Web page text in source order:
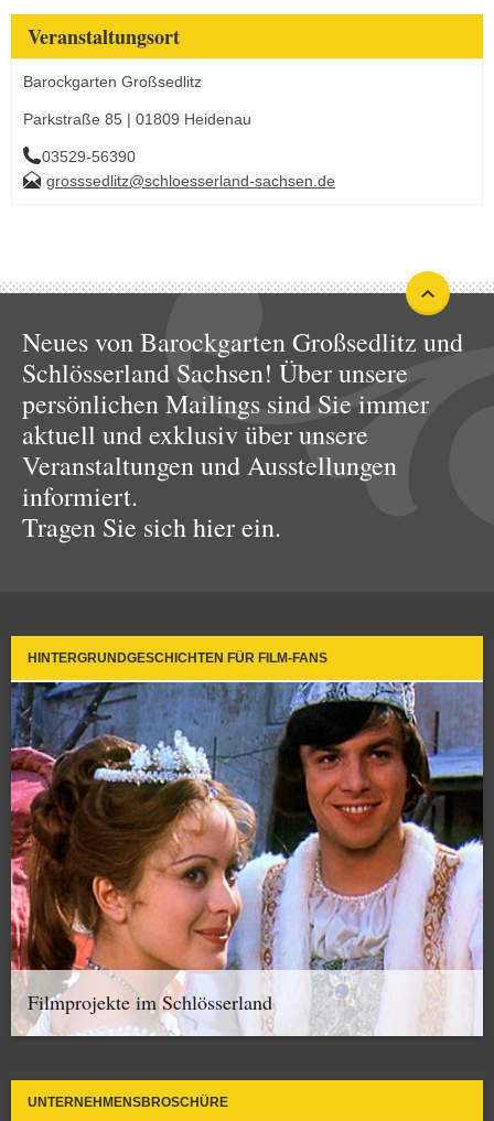
Veranstaltungsort
Barockgarten Großsedlitz
Parkstraße 85 | 01809 Heidenau
03529-56390
grosssedlitz@schloesserland-sachsen.de
Neues von Barockgarten Großsedlitz und
Schlösserland Sachsen! Über unsere
persönlichen Mailings sind Sie immer
aktuell und exklusiv über unsere
Veranstaltungen und Ausstellungen
informiert.
Tragen Sie sich hier ein.
HINTERGRUNDGESCHICHTEN FÜR FILM-FANS
Filmprojekte im Schlösserland
UNTERNEHMENSBROSCHÜRE